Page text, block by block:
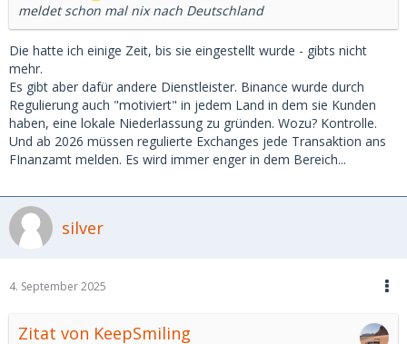
meldet schon mal nix nach Deutschland
Die hatte ich einige Zeit, bis sie eingestellt wurde - gibts nicht
mehr.
Es gibt aber dafür andere Dienstleister. Binance wurde durch
Regulierung auch "motiviert" in jedem Land in dem sie Kunden
haben, eine lokale Niederlassung zu gründen. Wozu? Kontrolle.
Und ab 2026 müssen regulierte Exchanges jede Transaktion ans
FInanzamt melden. Es wird immer enger in dem Bereich...
silver
4. September 2025
Zitat von KeepSmiling